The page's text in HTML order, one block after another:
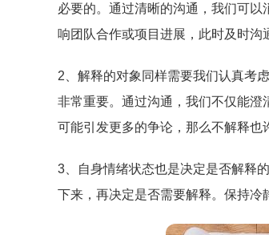
必要的。通过清晰的沟通，我们可
响团队合作或项目进展，此时及时沟
2、解释的对象同样需要我们认真考
非常重要。通过沟通，我们不仅能
可能引发更多的争论，那么不解释也
3、自身情绪状态也是决定是否解释
下来，再决定是否需要解释。保持冷